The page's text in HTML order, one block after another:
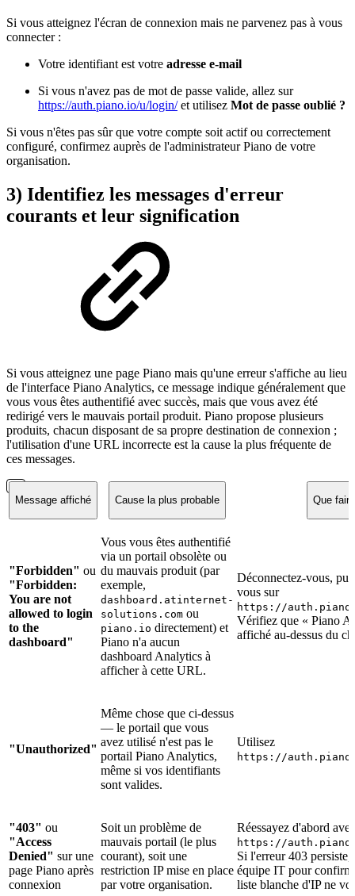
Si vous atteignez l'écran de connexion mais ne parvenez pas à vous
connecter :
Votre identifiant est votre adresse e-mail
Si vous n'avez pas de mot de passe valide, allez sur
https://auth.piano.io/u/login/et utilisez Mot de passe oublié ?
Si vous n'êtes pas sûr que votre compte soit actif ou correctement
configuré, confirmez auprès de l'administrateur Piano de votre
organisation.
3) Identifiez les messages d'erreur
courants et leur signification
Si vous atteignez une page Piano mais qu'une erreur s'affiche au lieu
de l'interface Piano Analytics, ce message indique généralement que
vous vous êtes authentifié avec succès, mais que vous avez été
redirigé vers le mauvais portail produit. Piano propose plusieurs
produits, chacun disposant de sa propre destination de connexion ;
l'utilisation d'une URL incorrecte est la cause la plus fréquente de
ces messages.
Message affiché Cause la plus probable Que faire
"Forbidden" ou
"Forbidden:
You are not
allowed to login
to the
dashboard"
Vous vous êtes authentifié
via un portail obsolète ou
du mauvais produit (par
exemple,
dashboard.atinternet-
solutions.com ou
piano.io directement) et
Piano n'a aucun
dashboard Analytics à
afficher à cette URL.
Déconnectez-vous,
vous sur
https://
Vérifiez que « Piano
affiché au-dessus du
"Unauthorized"
Même chose que ci-dessus
— le portail que vous
avez utilisé n'est pas le
portail Piano Analytics,
même si vos identifiants
sont valides.
Utilisez
https://
"403" ou
"Access
Denied" sur une
page Piano après
connexion
Soit un problème de
mauvais portail (le plus
courant), soit une
restriction IP mise en place
par votre organisation.
Réessayez d'abord avec
https://
Si l'erreur 403
équipe IT pour
liste blanche d'IP ne